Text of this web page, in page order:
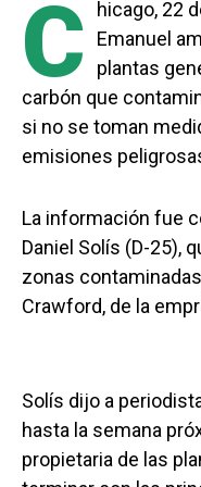
C
hicago, 22
Emanuel
plantas
carbón que
si no se toman
emisiones
La información fue
Daniel Solís (D-25),
zonas
Crawford, de la
Solís dijo a
hasta la semana
propietaria de las